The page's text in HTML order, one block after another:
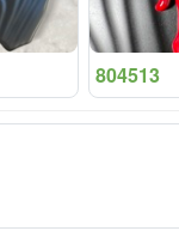
804513